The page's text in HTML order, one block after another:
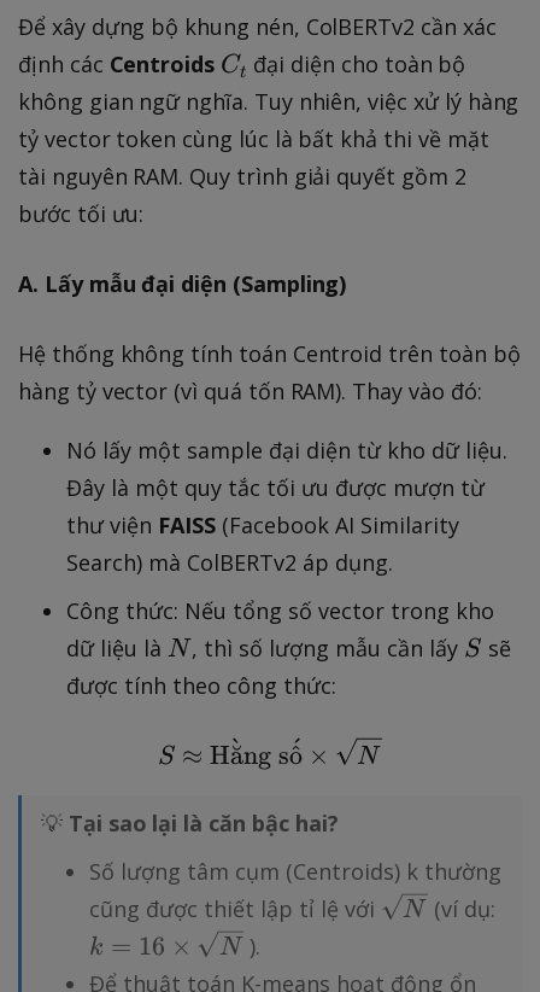
Để xây dựng bộ khung nén, ColBERTv2 cần xác
định các Centroids C
_
Ct đại diện cho toàn bộ
không gian ngữ nghĩa. Tuy nhiên, việc xử lý hàng
tỷ vector token cùng lúc là bất khả thi về mặt
tài nguyên RAM. Quy trình giải quyết gồm 2
bước tối ưu:
A. Lấy mẫu đại diện (Sampling)
Hệ thống không tính toán Centroid trên toàn bộ
hàng tỷ vector (vì quá tốn RAM). Thay vào đó:
Nó lấy một sample đại diện từ kho dữ liệu.
Đây là một quy tắc tối ưu được mượn từ
thư viện FAISS (Facebook AI Similarity
Search) mà ColBERTv2 áp dụng.
Công thức: Nếu tổng số vector trong kho
dữ liệu là N
N, thì số lượng mẫu cần lấy S
S sẽ
được tính theo công thức:
S \approx
S ≈ Ha
˘
ˋng so
ˆ
ˊ × N
💡 Tại sao lại là căn bậc hai?
Số lượng tâm cụm (Centroids) k thường
cũng được thiết lập tỉ lệ với \ N (ví dụ:
k = 16 × N ).
Để thuật toán K-means hoạt động ổn